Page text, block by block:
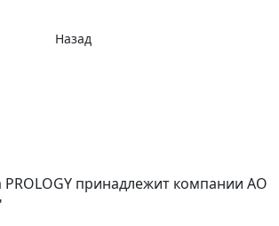
Назад
PROLOGY принадлежит компании АО